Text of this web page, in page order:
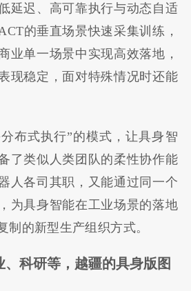
延迟、高可靠执行与动态自适
的垂直场景快速采集训练，
业单一场景中实现高效落地，
现稳定，面对特殊情况时还能
布式执行”的模式，让具身智
了类似人类团队的柔性协作能
人各司其职，又能通过同一个
为具身智能在工业场景的落地
制的新型生产组织方式。
、科研等， 越疆的具身版图